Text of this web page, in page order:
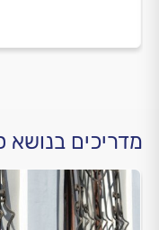
מדריכים בנושא